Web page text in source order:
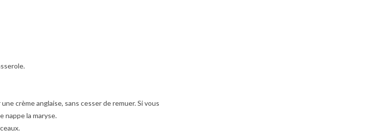
crème anglaise, sans cesser de remuer. Si vous
nappe la maryse.